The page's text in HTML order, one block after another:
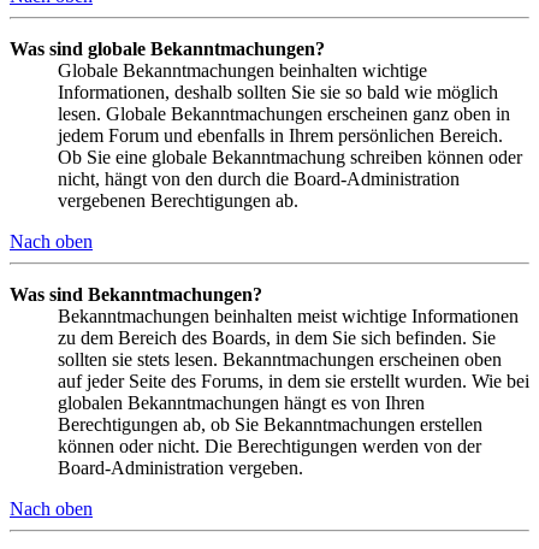
Was sind globale Bekanntmachungen?
Globale Bekanntmachungen beinhalten wichtige
Informationen, deshalb sollten Sie sie so bald wie möglich
lesen. Globale Bekanntmachungen erscheinen ganz oben in
jedem Forum und ebenfalls in Ihrem persönlichen Bereich.
Ob Sie eine globale Bekanntmachung schreiben können oder
nicht, hängt von den durch die Board-Administration
vergebenen Berechtigungen ab.
Nach oben
Was sind Bekanntmachungen?
Bekanntmachungen beinhalten meist wichtige Informationen
zu dem Bereich des Boards, in dem Sie sich befinden. Sie
sollten sie stets lesen. Bekanntmachungen erscheinen oben
auf jeder Seite des Forums, in dem sie erstellt wurden. Wie bei
globalen Bekanntmachungen hängt es von Ihren
Berechtigungen ab, ob Sie Bekanntmachungen erstellen
können oder nicht. Die Berechtigungen werden von der
Board-Administration vergeben.
Nach oben